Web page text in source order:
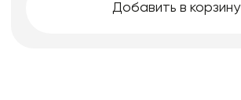
Добавить в корзину